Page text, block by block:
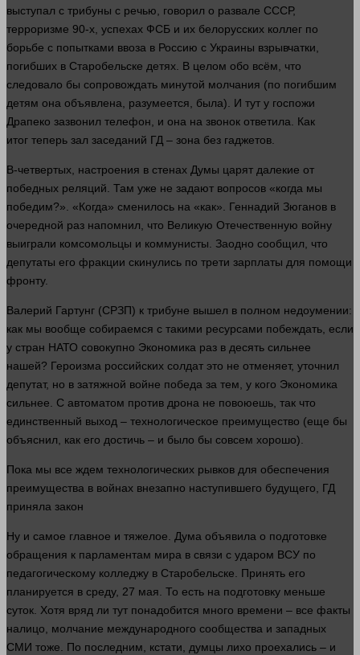
выступал с трибуны с речью, говорил о развале СССР,
терроризме 90-х, успехах ФСБ и их белорусских коллег по
борьбе с попытками ввоза в Россию с Украины взрывчатки,
погибших в Старобельске детях. В целом обо всём, что
следовало бы сопровождать минутой молчания (по погибшим
детям она объявлена, разумеется, была). И тут у госпожи
Драпеко зазвонил телефон , и она на звонок ответила. Как
итог теперь зал заседаний ГД – зона без гаджетов.
В-четвертых, настроения в стенах Думы царят далекие от
победных реляций. Там уже не задают вопросов «когда мы
победим?». «Когда» сменилось на «как». Геннадий Зюганов в
очередной раз напомнил, что Великую Отечественную войну
выиграли комсомольцы и коммунисты. Заодно сообщил, что
депутаты его фракции скинулись по трети зарплаты для помощи
фронту.
Валерий Гартунг (СРЗП) к трибуне вышел в полном недоумении:
как мы вообще собираемся с такими ресурсами побеждать, если
у стран НАТО совокупно Экономика раз в десять сильнее
нашей? Героизма российских солдат это не отменяет, уточнил
депутат, но в затяжной войне победа за тем, у кого Экономика
сильнее. С автоматом против дрона не повоюешь, так что
единственный выход – технологическое преимущество (еще бы
объяснил, как его достичь – и было бы совсем хорошо).
Пока мы все ждем технологических рывков для обеспечения
преимущества в войнах внезапно наступившего будущего, ГД
приняла закон
Ну и самое главное и тяжелое. Дума объявила о подготовке
обращения к парламентам мира в связи с ударом ВСУ по
педагогическому колледжу в Старобельске. Принять его
планируется в среду, 27 мая. То есть на подготовку меньше
суток. Хотя вряд ли тут понадобится много времени – все факты
налицо, молчание международного сообщества и западных
СМИ тоже. По последним, кстати, думцы лихо проехались – и